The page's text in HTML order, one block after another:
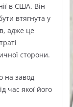
в США. Він
втягнута у
адже це
сторони.
на завод
час якої його